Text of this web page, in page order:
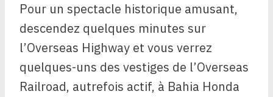
Pour un spectacle historique amusant,
descendez quelques minutes sur
l’Overseas Highway et vous verrez
quelques-uns des vestiges de l’Overseas
Railroad, autrefois actif, à Bahia Honda